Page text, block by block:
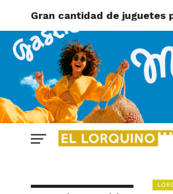
Gran cantidad de juguetes